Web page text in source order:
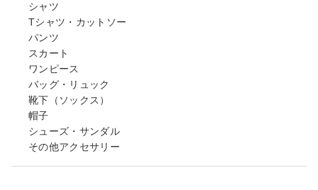
シャツ
Tシャツ・カットソー
パンツ
スカート
ワンピース
バッグ・リュック
靴下（ソックス）
帽子
シューズ・サンダル
その他アクセサリー